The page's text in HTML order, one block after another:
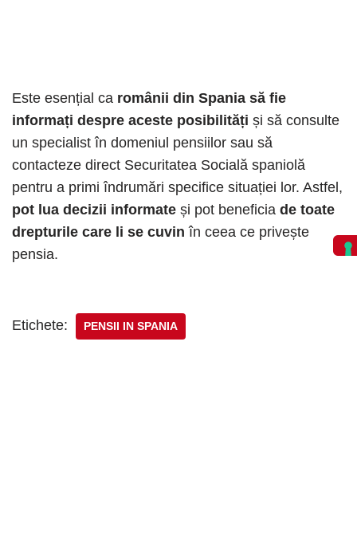
Este esențial ca românii din Spania să fie
informați despre aceste posibilități și să consulte
un specialist în domeniul pensiilor sau să
contacteze direct Securitatea Socială spaniolă
pentru a primi îndrumări specifice situației lor. Astfel,
pot lua decizii informate și pot beneficia de toate
drepturile care li se cuvin în ceea ce privește
pensia.​
Etichete: PENSII IN SPANIA